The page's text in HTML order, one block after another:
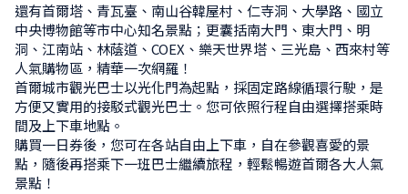
還有首爾塔、青瓦臺、南山谷韓屋村、仁寺洞、大學路、國立
中央博物館等市中心知名景點；更囊括南大門、東大門、明
洞、江南站、林蔭道、COEX、樂天世界塔、三光島、西來村等
人氣購物區，精華一次網羅！
首爾城市觀光巴士以光化門為起點，採固定路線循環行駛，是
方便又實用的接駁式觀光巴士。您可依照行程自由選擇搭乘時
間及上下車地點。
購買一日券後，您可在各站自由上下車，自在參觀喜愛的景
點，隨後再搭乘下一班巴士繼續旅程，輕鬆暢遊首爾各大人氣
景點！